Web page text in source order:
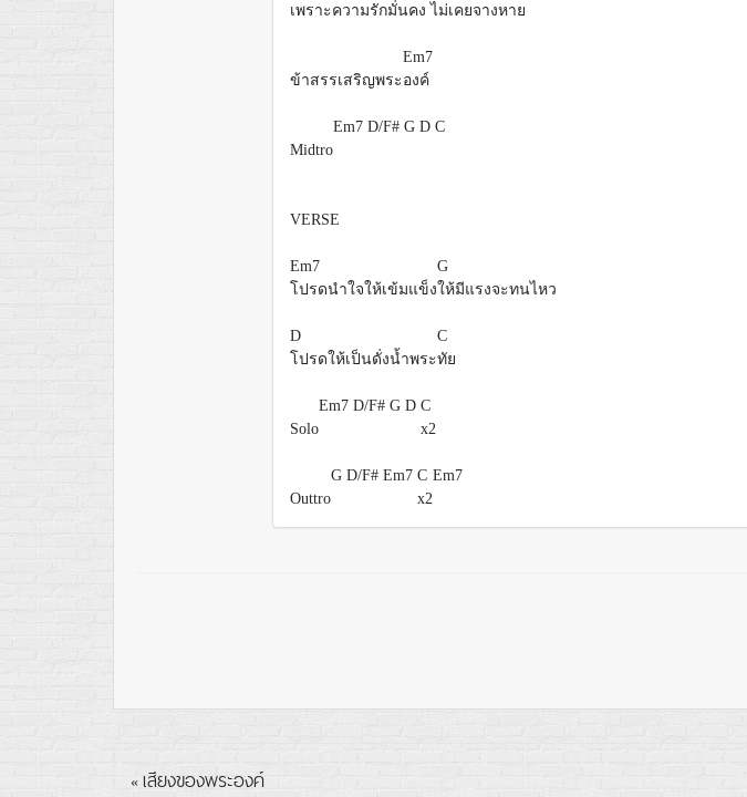
เพราะความรักมั่นคง ไม่เคยจางหาย
Em7
ข้าสรรเสริญพระองค์
Em7 D/F# G D C
Midtro
VERSE
Em7
G
โปรดนำใจให้เข้มแข็งให้มีแรงจะทนไหว
D
C
โปรดให้เป็นดั่งน้ำพระทัย
Em7 D/F# G D C
Solo
x2
G D/F# Em7 C Em7
Outtro
x2
« เสียงของพระองค์